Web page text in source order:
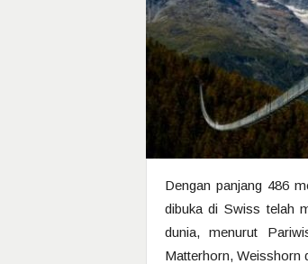
Dengan panjang 486
dibuka di Swiss telah
dunia, menurut
Matterhorn, Weisshorn